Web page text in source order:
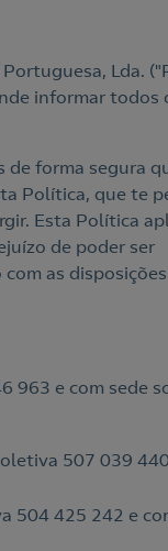
Lda.
informar todos
forma segura
Política, que te
Esta Política
de poder ser
as
963 e com sede
507 039
504 425 242 e